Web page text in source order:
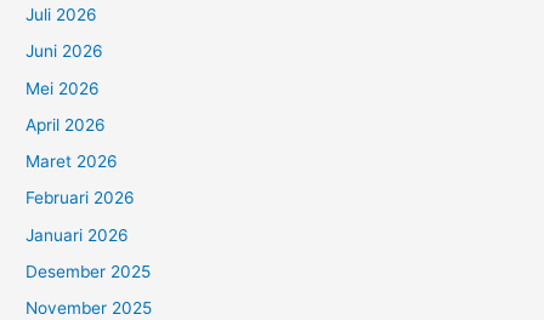
Juli 2026
Juni 2026
Mei 2026
April 2026
Maret 2026
Februari 2026
Januari 2026
Desember 2025
November 2025